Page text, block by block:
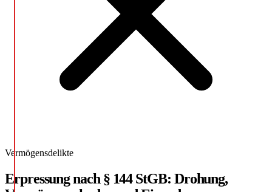
Vermögensdelikte
Erpressung nach § 144 StGB: Drohung,